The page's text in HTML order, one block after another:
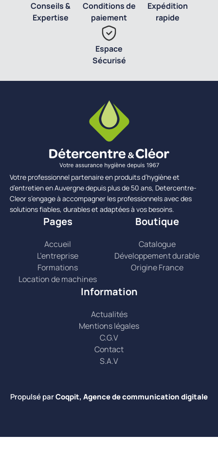
Conseils &
Expertise
Conditions de
paiement
Expédition
rapide
Espace
Sécurisé
Votre professionnel partenaire en produits d’hygiène et
d’entretien en Auvergne depuis plus de 50 ans, Detercentre-
Cleor s’engage à accompagner les professionnels avec des
solutions fiables, durables et adaptées à vos besoins.
Pages
Accueil
L’entreprise
Formations
Location de machines
Boutique
Catalogue
Développement durable
Origine France
Information
Actualités
Mentions légales
C.G.V
Contact
S.A.V
Propulsé parCoqpit, Agence de communication digitale